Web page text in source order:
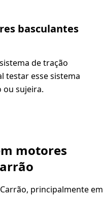
basculantes
de tração
testar esse sistema
ou sujeira.
motores
principalmente em